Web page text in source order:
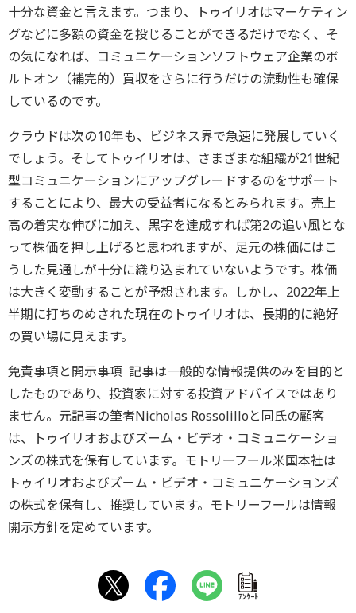
十分な資金と言えます。つまり、トゥイリオはマーケティン
グなどに多額の資金を投じることができるだけでなく、そ
の気になれば、コミュニケーションソフトウェア企業のボ
ルトオン（補完的）買収をさらに行うだけの流動性も確保
しているのです。
クラウドは次の10年も、ビジネス界で急速に発展していく
でしょう。そしてトゥイリオは、さまざまな組織が21世紀
型コミュニケーションにアップグレードするのをサポート
することにより、最大の受益者になるとみられます。売上
高の着実な伸びに加え、黒字を達成すれば第2の追い風とな
って株価を押し上げると思われますが、足元の株価にはこ
うした見通しが十分に織り込まれていないようです。株価
は大きく変動することが予想されます。しかし、2022年上
半期に打ちのめされた現在のトゥイリオは、長期的に絶好
の買い場に見えます。
免責事項と開示事項 記事は一般的な情報提供のみを目的と
したものであり、投資家に対する投資アドバイスではあり
ません。元記事の筆者Nicholas Rossolilloと同氏の顧客
は、トゥイリオおよびズーム・ビデオ・コミュニケーショ
ンズの株式を保有しています。モトリーフール米国本社は
トゥイリオおよびズーム・ビデオ・コミュニケーションズ
の株式を保有し、推奨しています。モトリーフールは情報
開示方針を定めています。
ｱﾝｹｰﾄ